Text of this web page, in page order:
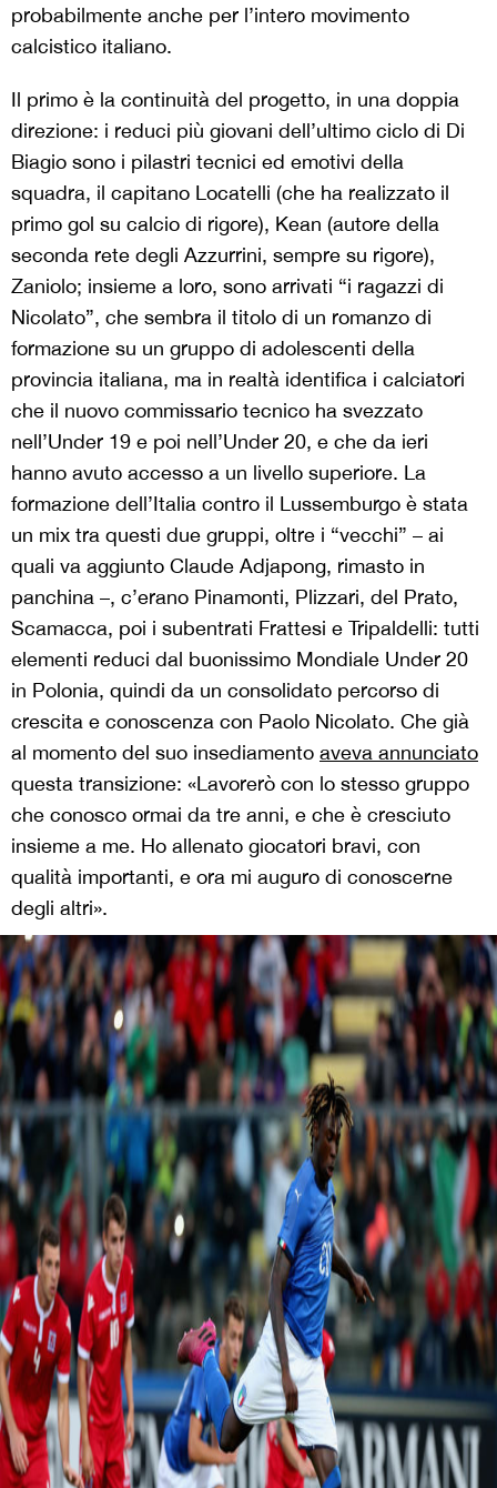
probabilmente anche per l’intero movimento
calcistico italiano.
Il primo è la continuità del progetto, in una doppia
direzione: i reduci più giovani dell’ultimo ciclo di Di
Biagio sono i pilastri tecnici ed emotivi della
squadra, il capitano Locatelli (che ha realizzato il
primo gol su calcio di rigore), Kean (autore della
seconda rete degli Azzurrini, sempre su rigore),
Zaniolo; insieme a loro, sono arrivati “i ragazzi di
Nicolato”, che sembra il titolo di un romanzo di
formazione su un gruppo di adolescenti della
provincia italiana, ma in realtà identifica i calciatori
che il nuovo commissario tecnico ha svezzato
nell’Under 19 e poi nell’Under 20, e che da ieri
hanno avuto accesso a un livello superiore. La
formazione dell’Italia contro il Lussemburgo è stata
un mix tra questi due gruppi, oltre i “vecchi” – ai
quali va aggiunto Claude Adjapong, rimasto in
panchina –, c’erano Pinamonti, Plizzari, del Prato,
Scamacca, poi i subentrati Frattesi e Tripaldelli: tutti
elementi reduci dal buonissimo Mondiale Under 20
in Polonia, quindi da un consolidato percorso di
crescita e conoscenza con Paolo Nicolato. Che già
al momento del suo insediamento aveva annunciato
questa transizione: «Lavorerò con lo stesso gruppo
che conosco ormai da tre anni, e che è cresciuto
insieme a me. Ho allenato giocatori bravi, con
qualità importanti, e ora mi auguro di conoscerne
degli altri».